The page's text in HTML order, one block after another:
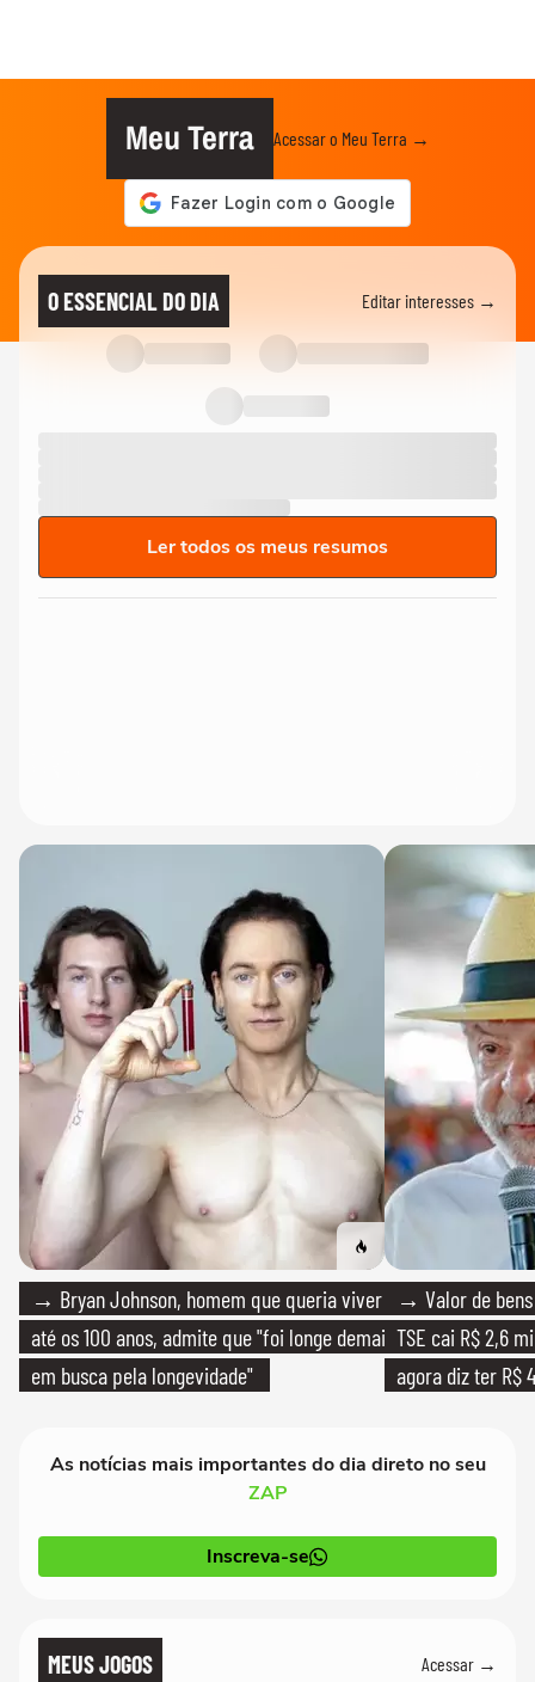
Meu Terra Acessar o Meu Terra →
O ESSENCIAL DO DIA Editar interesses →
Ler todos os meus resumos
→ Bryan Johnson, homem que queria viver
até os 100 anos, admite que "foi longe demais
em busca pela longevidade"
→ Valor de
TSE cai R$ 2,6
agora diz ter R$
As notícias mais importantes do dia direto no seu
ZAP
Inscreva-se
MEUS JOGOS Acessar →